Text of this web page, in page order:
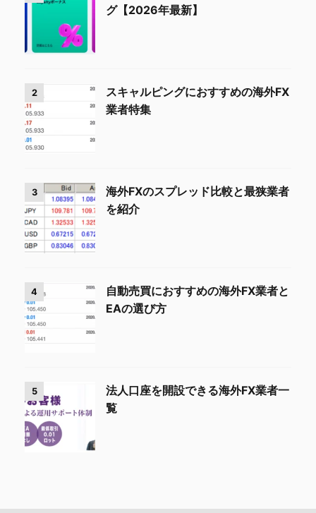
グ【2026年最新】
2
スキャルピングにおすすめの海外FX
業者特集
3
海外FXのスプレッド比較と最狭業者
を紹介
4
自動売買におすすめの海外FX業者と
EAの選び方
5
法人口座を開設できる海外FX業者一
覧